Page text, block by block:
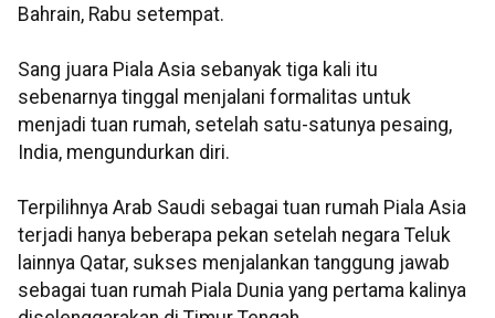
Bahrain, Rabu setempat.
Sang juara Piala Asia sebanyak tiga kali itu
sebenarnya tinggal menjalani formalitas untuk
menjadi tuan rumah, setelah satu-satunya pesaing,
India, mengundurkan diri.
Terpilihnya Arab Saudi sebagai tuan rumah Piala Asia
terjadi hanya beberapa pekan setelah negara Teluk
lainnya Qatar, sukses menjalankan tanggung jawab
sebagai tuan rumah Piala Dunia yang pertama kalinya